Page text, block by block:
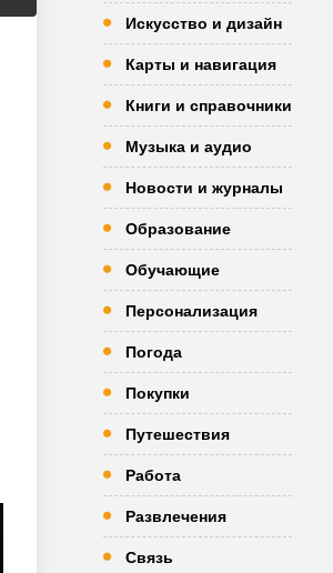
Искусство и дизайн
Карты и навигация
Книги и справочники
Музыка и аудио
Новости и журналы
Образование
Обучающие
Персонализация
Погода
Покупки
Путешествия
Работа
Развлечения
Связь